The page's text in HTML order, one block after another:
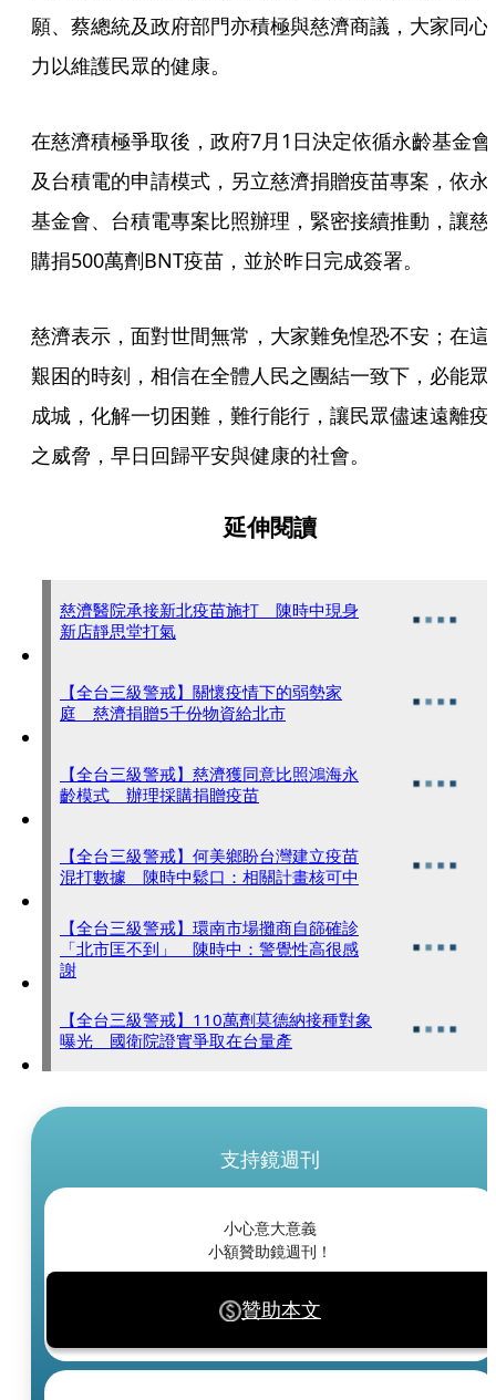
願、蔡總統及政府部門亦積極與慈濟商議，大家同心
力以維護民眾的健康。
在慈濟積極爭取後，政府7月1日決定依循永齡基金會
及台積電的申請模式，另立慈濟捐贈疫苗專案，依永
基金會、台積電專案比照辦理，緊密接續推動，讓慈
購捐500萬劑BNT疫苗，並於昨日完成簽署。
慈濟表示，面對世間無常，大家難免惶恐不安；在這
艱困的時刻，相信在全體人民之團結一致下，必能眾
成城，化解一切困難，難行能行，讓民眾儘速遠離疫
之威脅，早日回歸平安與健康的社會。
延伸閱讀
慈濟醫院承接新北疫苗施打 陳時中現身
新店靜思堂打氣
【全台三級警戒】關懷疫情下的弱勢家
庭 慈濟捐贈5千份物資給北市
【全台三級警戒】慈濟獲同意比照鴻海永
齡模式 辦理採購捐贈疫苗
【全台三級警戒】何美鄉盼台灣建立疫苗
混打數據 陳時中鬆口：相關計畫核可中
【全台三級警戒】環南市場攤商自篩確診
「北市匡不到」 陳時中：警覺性高很感
謝
【全台三級警戒】110萬劑莫德納接種對象
曝光 國衛院證實爭取在台量產
支持鏡週刊
小心意大意義
小額贊助鏡週刊！
贊助本文